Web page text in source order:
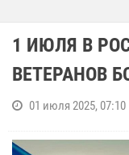
1 ИЮЛЯ В
ВЕТЕРАНОВ
01 июля 2025, 07:10